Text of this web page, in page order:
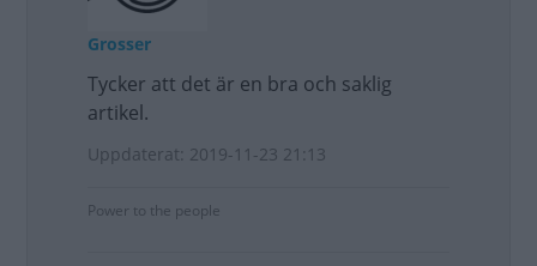
Grosser
Tycker att det är en bra och saklig
artikel.
Uppdaterat: 2019-11-23 21:13
Power to the people